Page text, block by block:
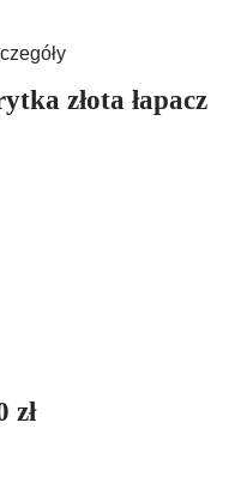
złota łapacz
zł